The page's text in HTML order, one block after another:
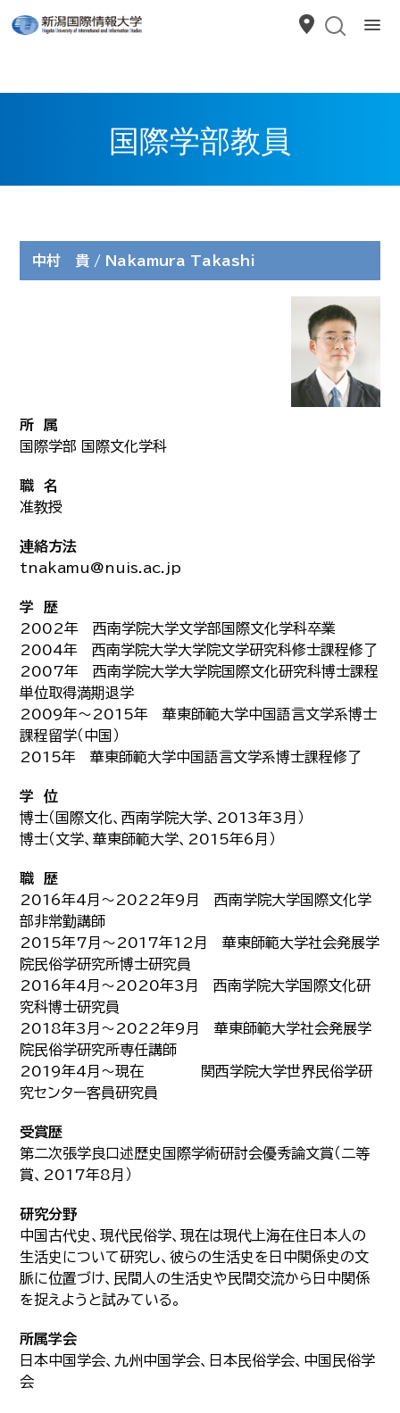
国際学部教員
中村 貴 / Nakamura Takashi
所 属
国際学部 国際文化学科
職 名
准教授
連絡方法
tnakamu@nuis.ac.jp
学 歴
2002年 西南学院大学文学部国際文化学科卒業
2004年 西南学院大学大学院文学研究科修士課程修了
2007年 西南学院大学大学院国際文化研究科博士課程
単位取得満期退学
2009年～2015年 華東師範大学中国語言文学系博士
課程留学（中国）
2015年 華東師範大学中国語言文学系博士課程修了
学 位
博士（国際文化、西南学院大学、2013年3月）
博士（文学、華東師範大学、2015年6月）
職 歴
2016年4月～2022年9月 西南学院大学国際文化学
部非常勤講師
2015年7月～2017年12月 華東師範大学社会発展学
院民俗学研究所博士研究員
2016年4月～2020年3月 西南学院大学国際文化研
究科博士研究員
2018年3月～2022年9月 華東師範大学社会発展学
院民俗学研究所専任講師
2019年4月～現在 関西学院大学世界民俗学研
究センター客員研究員
受賞歴
第二次張学良口述歴史国際学術研討会優秀論文賞（二等
賞、2017年8月）
研究分野
中国古代史、現代民俗学、現在は現代上海在住日本人の
生活史について研究し、彼らの生活史を日中関係史の文
脈に位置づけ、民間人の生活史や民間交流から日中関係
を捉えようと試みている。
所属学会
日本中国学会、九州中国学会、日本民俗学会、中国民俗学
会